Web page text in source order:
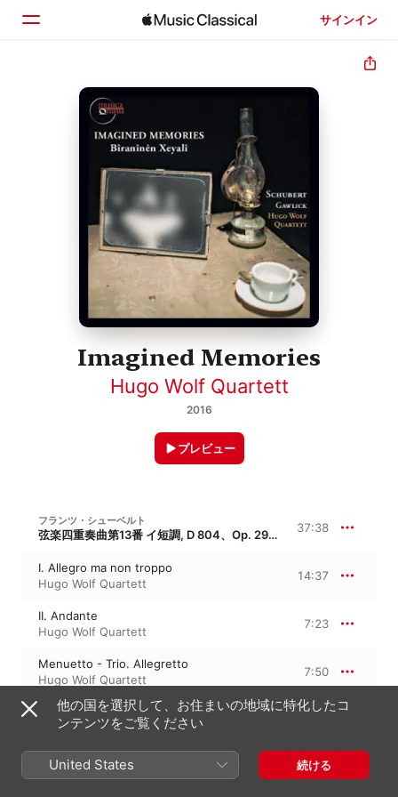
サインイン
ホーム
見つける
Imagined Memories
Hugo Wolf Quartett
2016
プレビュー
フランツ・シューベルト
弦楽四重奏曲第13番 イ短調, D 804、Op. 29、“ロザムンデ” 37:38
I. Allegro ma non troppo
Hugo Wolf Quartett
14:37
II. Andante
Hugo Wolf Quartett
7:23
Menuetto - Trio. Allegretto
Hugo Wolf Quartett
7:50
IV. Allegro moderato
Hugo Wolf Quartett
GAWLICK
他の国を選択して、お住まいの地域に特化したコ
ンテンツをご覧ください
United States 続ける